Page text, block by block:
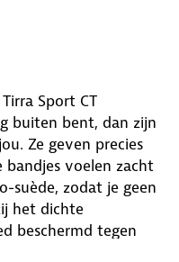
Sport CT
buiten bent, dan zijn
Ze geven precies
bandjes voelen zacht
suède, zodat je geen
het dichte
beschermd tegen